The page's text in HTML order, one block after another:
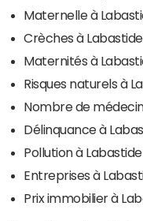
Maternelle à
Crèches à
Maternités à
Risques naturels à
Nombre de
Délinquance à
Pollution à
Entreprises à
Prix immobilier à